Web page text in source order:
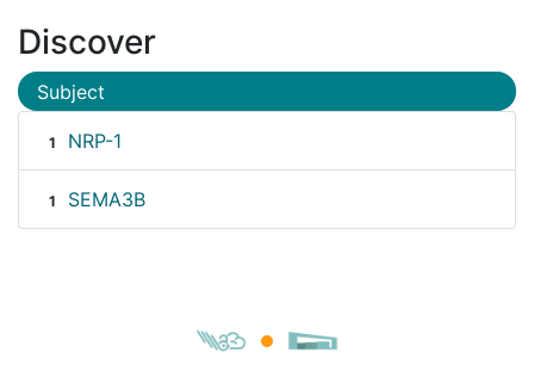
Discover
Subject
1 NRP-1
1 SEMA3B